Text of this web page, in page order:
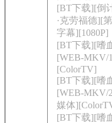
[BT下载][倒
·克劳福德][
字幕][1080P]
[BT下载][嗜
[WEB-MKV/
[ColorTV]
[BT下载][嗜
[WEB-MKV/
媒体
[BT下载][嗜